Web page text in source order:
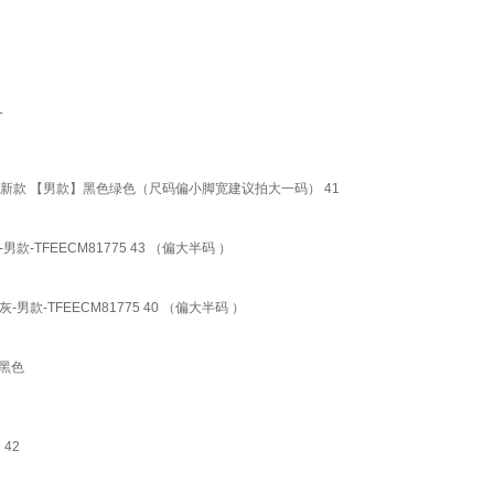
款 【男款】黑色绿色（尺码偏小脚宽建议拍大一码） 41
款-TFEECM81775 43 （偏大半码 ）
男款-TFEECM81775 40 （偏大半码 ）
色
42